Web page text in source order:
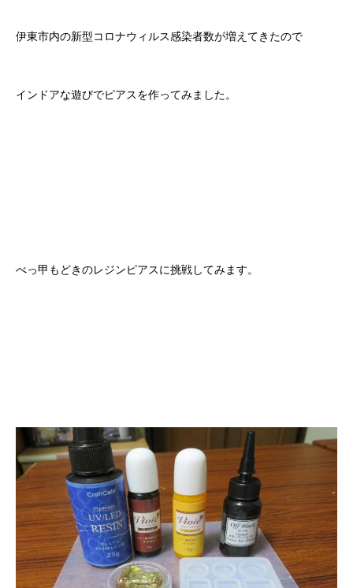
伊東市内の新型コロナウィルス感染者数が増えてきたので
インドアな遊びでピアスを作ってみました。
べっ甲もどきのレジンピアスに挑戦してみます。